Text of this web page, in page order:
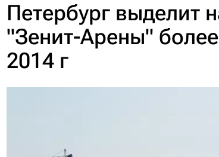
Петербург выделит
"Зенит-Арены"
2014 г